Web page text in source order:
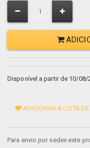
Disponível a partir de 10/08/
ADICIONAR A LISTA
Para envio por sedex este